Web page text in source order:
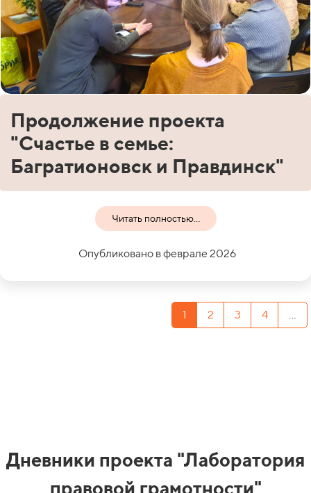
Продолжение проекта
"Счастье в семье:
Багратионовск и Правдинск"
Читать полностью...
Опубликовано в феврале 2026
1 2 3 4
Дневники проекта "Лаборатория
правовой грамотности"